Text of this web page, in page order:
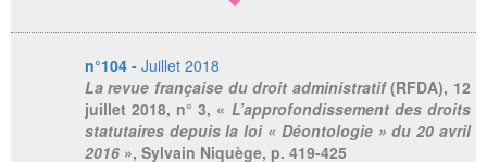
n°104 - Juillet 2018
La revue française du droit administratif(RFDA), 12
juillet 2018, n° 3, « L’approfondissement des droits
statutaires depuis la loi « Déontologie » du 20 avril
2016», Sylvain Niquège, p. 419-425